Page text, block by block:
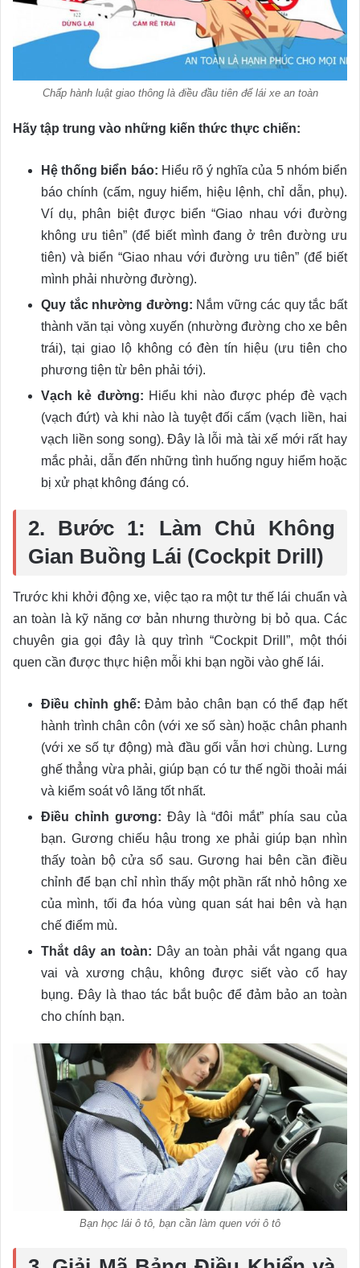
Chấp hành luật giao thông là điều đầu tiên để lái xe an toàn
Hãy tập trung vào những kiến thức thực chiến:
Hệ thống biển báo: Hiểu rõ ý nghĩa của 5 nhóm biển
báo chính (cấm, nguy hiểm, hiệu lệnh, chỉ dẫn, phụ).
Ví dụ, phân biệt được biển “Giao nhau với đường
không ưu tiên” (để biết mình đang ở trên đường ưu
tiên) và biển “Giao nhau với đường ưu tiên” (để biết
mình phải nhường đường).
Quy tắc nhường đường: Nắm vững các quy tắc bất
thành văn tại vòng xuyến (nhường đường cho xe bên
trái), tại giao lộ không có đèn tín hiệu (ưu tiên cho
phương tiện từ bên phải tới).
Vạch kẻ đường: Hiểu khi nào được phép đè vạch
(vạch đứt) và khi nào là tuyệt đối cấm (vạch liền, hai
vạch liền song song). Đây là lỗi mà tài xế mới rất hay
mắc phải, dẫn đến những tình huống nguy hiểm hoặc
bị xử phạt không đáng có.
2. Bước 1: Làm Chủ Không
Gian Buồng Lái (Cockpit Drill)
Trước khi khởi động xe, việc tạo ra một tư thế lái chuẩn và
an toàn là kỹ năng cơ bản nhưng thường bị bỏ qua. Các
chuyên gia gọi đây là quy trình “Cockpit Drill”, một thói
quen cần được thực hiện mỗi khi bạn ngồi vào ghế lái.
Điều chỉnh ghế: Đảm bảo chân bạn có thể đạp hết
hành trình chân côn (với xe số sàn) hoặc chân phanh
(với xe số tự động) mà đầu gối vẫn hơi chùng. Lưng
ghế thẳng vừa phải, giúp bạn có tư thế ngồi thoải mái
và kiểm soát vô lăng tốt nhất.
Điều chỉnh gương: Đây là “đôi mắt” phía sau của
bạn. Gương chiếu hậu trong xe phải giúp bạn nhìn
thấy toàn bộ cửa sổ sau. Gương hai bên cần điều
chỉnh để bạn chỉ nhìn thấy một phần rất nhỏ hông xe
của mình, tối đa hóa vùng quan sát hai bên và hạn
chế điểm mù.
Thắt dây an toàn: Dây an toàn phải vắt ngang qua
vai và xương chậu, không được siết vào cổ hay
bụng. Đây là thao tác bắt buộc để đảm bảo an toàn
cho chính bạn.
Bạn học lái ô tô, bạn cần làm quen với ô tô